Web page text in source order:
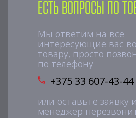
Есть вопросы по
Мы ответим на все
интересующие вас
товару, просто
по телефону
+375 33 607-43-44
или оставьте заявку
менеджер